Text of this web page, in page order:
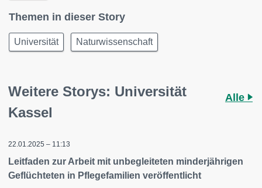
Themen in dieser Story
Universität Naturwissenschaft
Weitere Storys: Universität
Kassel
Alle
22.01.2025 – 11:13
Leitfaden zur Arbeit mit unbegleiteten minderjährigen
Geflüchteten in Pflegefamilien veröffentlicht